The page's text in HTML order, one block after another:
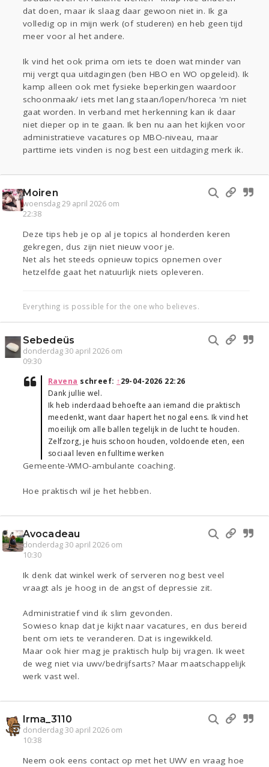
dat doen, maar ik slaag daar gewoon niet in. Ik ga
volledig op in mijn werk (of studeren) en heb geen tijd
meer voor al het andere.
Ik vind het ook prima om iets te doen wat minder van
mij vergt qua uitdagingen (ben HBO en WO opgeleid). Ik
kamp alleen ook met fysieke beperkingen waardoor
schoonmaak/ iets met lang staan/lopen/horeca 'm niet
gaat worden. In verband met herkenning kan ik daar
niet dieper op in te gaan. Ik ben nu aan het kijken voor
administratieve vacatures op MBO-niveau, maar
parttime iets vinden is nog best een uitdaging merk ik.
Moiren
woensdag 29 april 2026 om
22:38
Deze tips heb je op al je topics al honderden keren
gekregen, dus zijn niet nieuw voor je.
Net als het steeds opnieuw topics opnemen over
hetzelfde gaat het natuurlijk niets opleveren.
Everything is possible for the one who believes.
Sebedeüs
donderdag 30 april 2026 om
09:30
Ravena schreef: ↑29-04-2026 22:26
Dank jullie wel.
Ik heb inderdaad behoefte aan iemand die praktisch
meedenkt, want daar hapert het nogal eens. Ik vind het
moeilijk om alle ballen tegelijk in de lucht te houden.
Zelfzorg, je huis schoon houden, voldoende eten, een
sociaal leven en fulltime werken
Gemeente-WMO-ambulante coaching.
Hoe praktisch wil je het hebben.
Avocadeau
donderdag 30 april 2026 om
10:30
Ik denk dat winkel werk of serveren nog best veel
vraagt als je hoog in de angst of depressie zit.
Administratief vind ik slim gevonden.
Sowieso knap dat je kijkt naar vacatures, en dus bereid
bent om iets te veranderen. Dat is ingewikkeld.
Maar ook hier mag je praktisch hulp bij vragen. Ik weet
de weg niet via uwv/bedrijfsarts? Maar maatschappelijk
werk vast wel.
Irma_3110
donderdag 30 april 2026 om
10:38
Neem ook eens contact op met het UWV en vraag hoe